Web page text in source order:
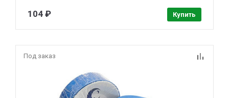
104 ₽ Купить
Под заказ